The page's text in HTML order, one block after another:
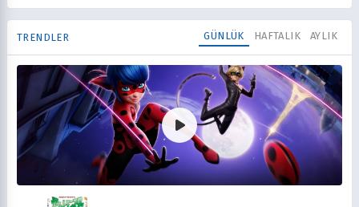
TRENDLER GÜNLÜK HAFTALIK AYLIK
Mucize Uğur Böceği ile Kara Kedi